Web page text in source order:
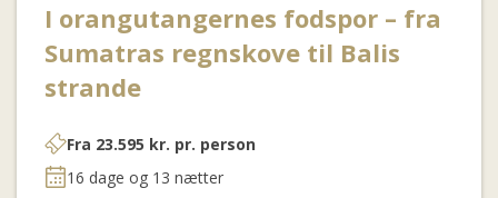
I orangutangernes fodspor – fra
Sumatras regnskove til Balis
strande
Fra 23.595 kr. pr. person
16 dage og 13 nætter